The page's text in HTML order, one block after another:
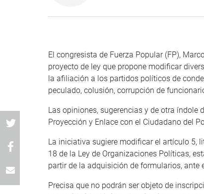
El congresista de Fuerza Popular (FP),
proyecto de ley que propone modificar
la afiliación a los partidos políticos de
peculado, colusión, corrupción de
Las opiniones, sugerencias y de otra
Proyección y Enlace con el Ciudadano del
La iniciativa sugiere modificar el artículo 5,
18 de la Ley de Organizaciones Políticas,
partir de la adquisición de formularios, ante
Precisa que no podrán ser objeto de